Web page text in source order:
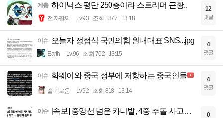
계층 하이닉스 평단 250층이라 스트리머 근황..
전자팔찌 Lv.93 조회 1377 13:18
12
댓글
이슈 오늘자 정점식 국민의힘 원내대표 SNS...jpg
Earth Lv.96 조회 702 13:15
4
댓글
이슈 화웨이와 중국 정부에 저항하는 중국인들
슬기로움 Lv.92 조회 818 13:14
4
댓글
이슈 [속보] 중앙선 넘은 카니발, 4중 추돌 사고…
0